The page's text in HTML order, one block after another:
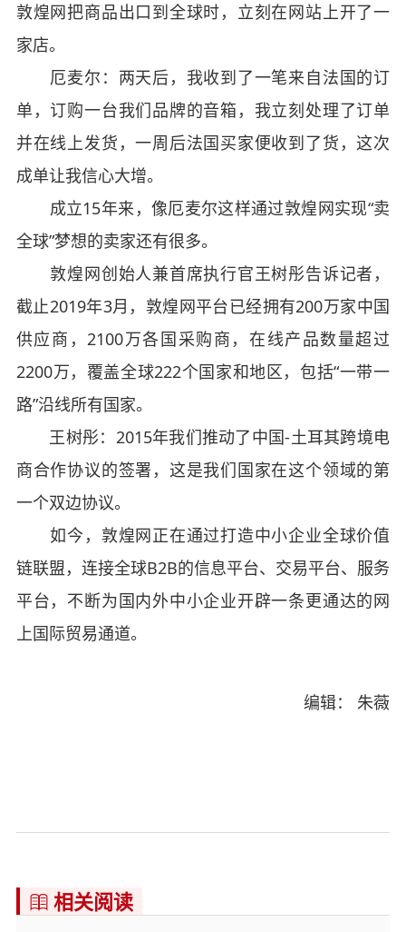
敦煌网把商品出口到全球时，立刻在网站上开了一
家店。
厄麦尔：两天后，我收到了一笔来自法国的订
单，订购一台我们品牌的音箱，我立刻处理了订单
并在线上发货，一周后法国买家便收到了货，这次
成单让我信心大增。
成立15年来，像厄麦尔这样通过敦煌网实现“卖
全球”梦想的卖家还有很多。
敦煌网创始人兼首席执行官王树彤告诉记者，
截止2019年3月，敦煌网平台已经拥有200万家中国
供应商，2100万各国采购商，在线产品数量超过
2200万，覆盖全球222个国家和地区，包括“一带一
路”沿线所有国家。
王树彤：2015年我们推动了中国-土耳其跨境电
商合作协议的签署，这是我们国家在这个领域的第
一个双边协议。
如今，敦煌网正在通过打造中小企业全球价值
链联盟，连接全球B2B的信息平台、交易平台、服务
平台，不断为国内外中小企业开辟一条更通达的网
上国际贸易通道。
编辑： 朱薇
 相关阅读